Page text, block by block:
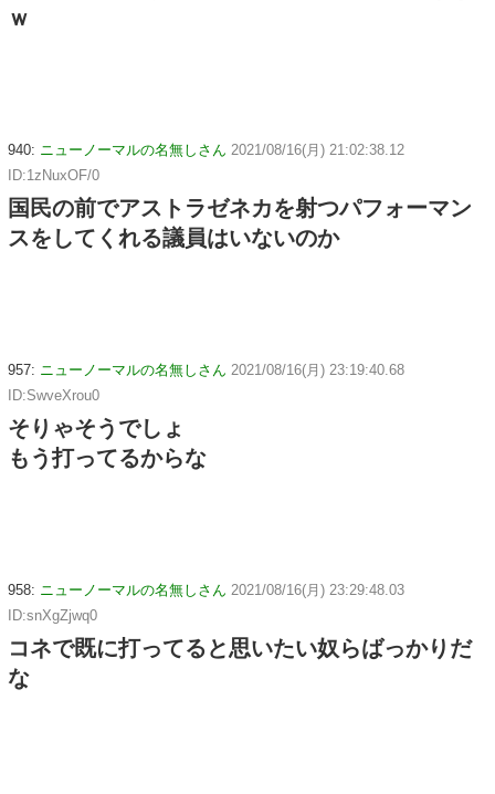
ｗ
940: ニューノーマルの名無しさん 2021/08/16(月) 21:02:38.12
ID:1zNuxOF/0
国民の前でアストラゼネカを射つパフォーマン
スをしてくれる議員はいないのか
957: ニューノーマルの名無しさん 2021/08/16(月) 23:19:40.68
ID:SwveXrou0
そりゃそうでしょ
もう打ってるからな
958: ニューノーマルの名無しさん 2021/08/16(月) 23:29:48.03
ID:snXgZjwq0
コネで既に打ってると思いたい奴らばっかりだ
な